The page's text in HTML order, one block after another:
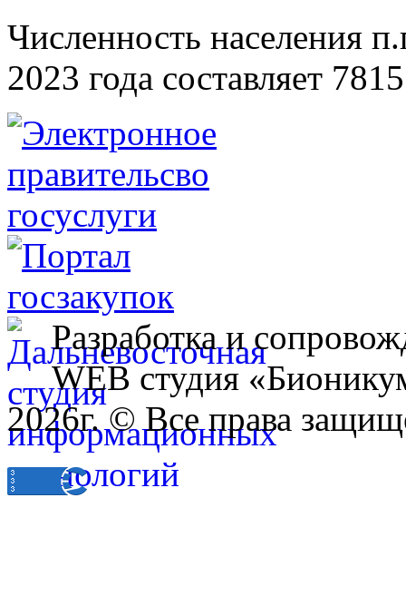
Численность населения
2023 года составляет
Разработка и
WEB студия
2026г. © Все права